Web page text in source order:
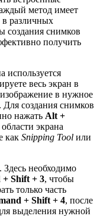
метод имеет
в различных
создания снимков
получить
используется
весь экран в
в нужное
. Для создания снимков
нажать Alt +
экрана
как Snipping Tool или
Здесь необходимо
+ Shift + 3, чтобы
только часть
+ Shift + 4, после
выделения нужной